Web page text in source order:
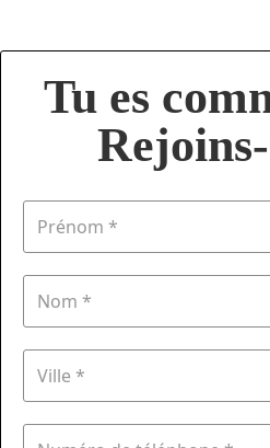
Tu es